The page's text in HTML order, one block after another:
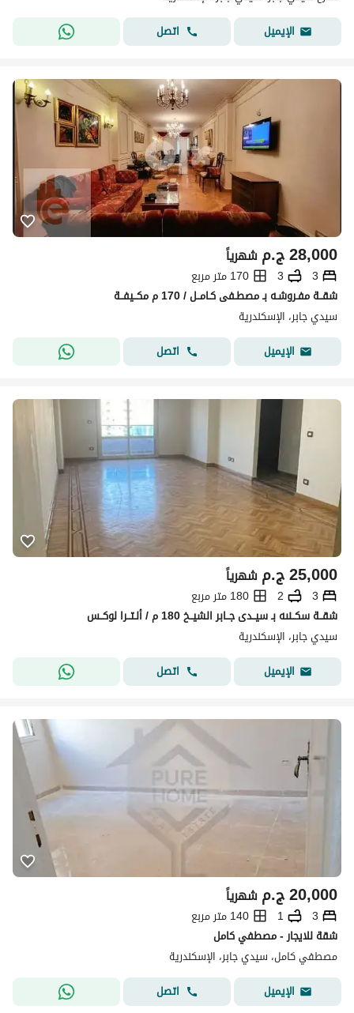
الإيميل
اتصل
ج.م28,000 شهرياً
3
3
170 متر مربع
شقــة مفـروشـه بـ مصطـفى كـامــل / 170 م مكــيفــة
سيدي جابر، الإسكندرية
الإيميل
اتصل
ج.م25,000 شهرياً
3
2
180 متر مربع
شقــة سكــنىه بـ سيــدى جــابر الشيــخ 180 م / ألـتــرا لوكــس
سيدي جابر، الإسكندرية
الإيميل
اتصل
ج.م20,000 شهرياً
3
1
140 متر مربع
شقة للايجار - مصطفي كامل
مصطفي كامل، سيدي جابر، الإسكندرية
الإيميل
اتصل